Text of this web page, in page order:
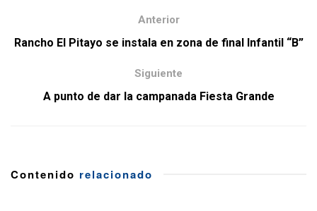
Anterior
Rancho El Pitayo se instala en zona de final Infantil “B”
Siguiente
A punto de dar la campanada Fiesta Grande
Contenido relacionado